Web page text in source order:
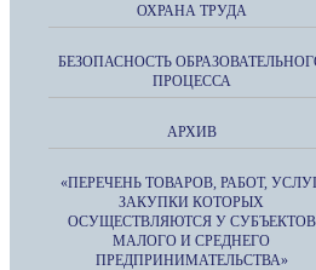
ОХРАНА ТРУДА
БЕЗОПАСНОСТЬ
ПРОЦЕССА
АРХИВ
«ПЕРЕЧЕНЬ ТОВАРОВ, РАБОТ,
ЗАКУПКИ КОТОРЫХ
ОСУЩЕСТВЛЯЮТСЯ У СУБЪЕКТОВ
МАЛОГО И СРЕДНЕГО
ПРЕДПРИНИМАТЕЛЬСТВА»